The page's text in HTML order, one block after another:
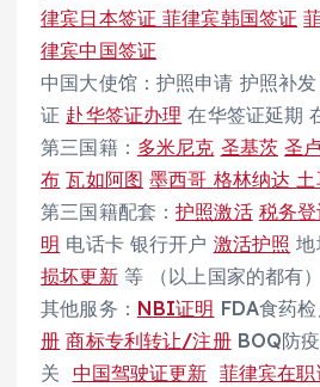
律宾日本签证菲律宾韩国签证
律宾中国签证
中国大使馆：护照申请 护照补
证 赴华签证办理 在华签证延期
第三国籍： 多米尼克 圣基茨 圣
布 瓦如阿图 墨西哥 格林纳达土
第三国籍配套：护照激活 税务
明 电话卡 银行开户 激活护照
损坏更新等 （以上国家的都有）
其他服务： NBI证明 FDA食药
册 商标专利转让/注册BOQ防
关 中国驾驶证更新 菲律宾在职